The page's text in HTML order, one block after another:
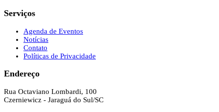
Serviços
Agenda de Eventos
Notícias
Contato
Políticas de Privacidade
Endereço
Rua Octaviano Lombardi, 100
Czerniewicz - Jaraguá do Sul/SC